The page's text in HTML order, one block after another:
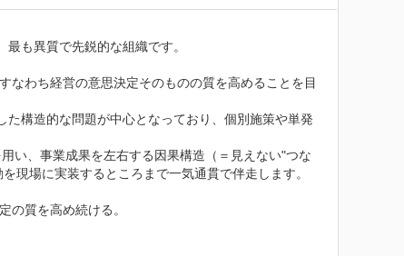
も異質で先鋭的な組織です。
なわち経営の意思決定そのものの質を高めることを目
構造的な問題が中心となっており、個別施策や単発
い、事業成果を左右する因果構造（＝見えない"つな
現場に実装するところまで一気通貫で伴走します。
の質を高め続ける。